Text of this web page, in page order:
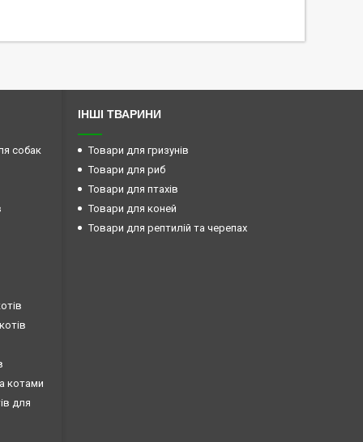
собак
котами
для
ІНШІ ТВАРИНИ
Товари для гризунів
Товари для риб
Товари для птахів
Товари для коней
Товари для рептилій та черепах